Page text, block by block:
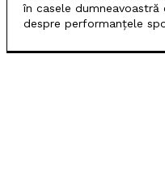
în casele
despre performanțele